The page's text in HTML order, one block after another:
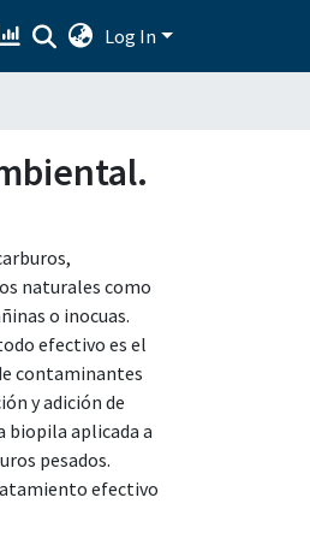
Log In
naturales como
o inocuas.
efectivo es el
contaminantes
y adición de
biopila aplicada a
pesados.
efectivo